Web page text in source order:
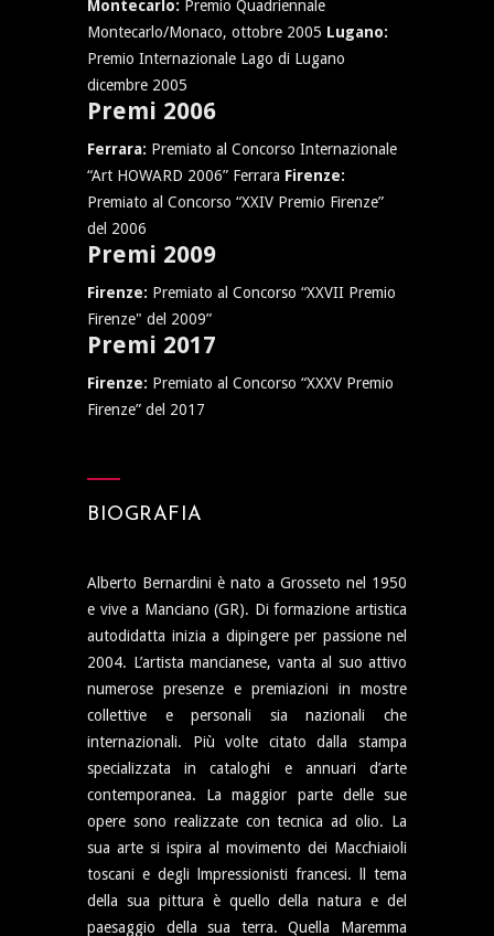
Montecarlo: Premio Quadriennale
Montecarlo/Monaco, ottobre 2005 Lugano:
Premio Internazionale Lago di Lugano
dicembre 2005
Premi 2006
Ferrara: Premiato al Concorso Internazionale
“Art HOWARD 2006” Ferrara Firenze:
Premiato al Concorso “XXIV Premio Firenze”
del 2006
Premi 2009
Firenze: Premiato al Concorso “XXVII Premio
Firenze" del 2009”
Premi 2017
Firenze: Premiato al Concorso “XXXV Premio
Firenze” del 2017
BIOGRAFIA
Alberto Bernardini è nato a Grosseto nel 1950
e vive a Manciano (GR). Di formazione artistica
autodidatta inizia a dipingere per passione nel
2004. L’artista mancianese, vanta al suo attivo
numerose presenze e premiazioni in mostre
collettive e personali sia nazionali che
internazionali. Più volte citato dalla stampa
specializzata in cataloghi e annuari d’arte
contemporanea. La maggior parte delle sue
opere sono realizzate con tecnica ad olio. La
sua arte si ispira al movimento dei Macchiaioli
toscani e degli lmpressionisti francesi. ll tema
della sua pittura è quello della natura e del
paesaggio della sua terra. Quella Maremma